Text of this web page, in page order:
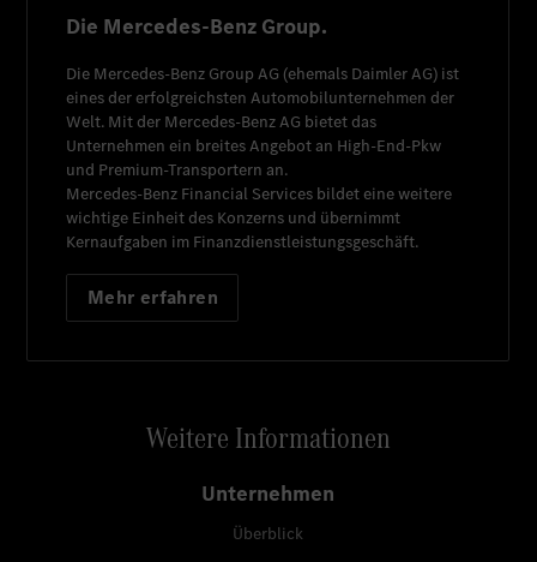
Die Mercedes-Benz Group.
Die Mercedes-Benz Group AG (ehemals Daimler AG) ist
eines der erfolgreichsten Automobilunternehmen der
Welt. Mit der Mercedes-Benz AG bietet das
Unternehmen ein breites Angebot an High-End-Pkw
und Premium-Transportern an.
Mercedes-Benz Financial Services bildet eine weitere
wichtige Einheit des Konzerns und übernimmt
Kernaufgaben im Finanzdienstleistungsgeschäft.
Mehr erfahren
Weitere Informationen
Unternehmen
Überblick